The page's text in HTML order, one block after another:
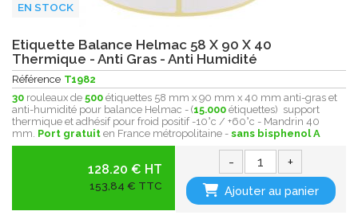
EN STOCK
Etiquette Balance Helmac 58 X 90 X 40
Thermique - Anti Gras - Anti Humidité
Référence T1982
30 rouleaux de 500 étiquettes 58 mm x 90 mm x 40 mm anti-gras et
anti-humidité pour balance Helmac - (15.000 étiquettes) support
thermique et adhésif pour froid positif -10°c / +60°c - Mandrin 40
mm. Port gratuit en France métropolitaine - sans bisphenol A
128.20 € HT
153,84 € TTC
- +
Ajouter au panier